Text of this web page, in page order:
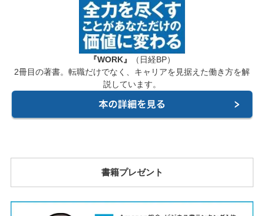
『WORK』
（日経BP）
2冊目の著書。転職だけでなく、キャリアを見据えた働き方を解
説しています。
書籍プレゼント